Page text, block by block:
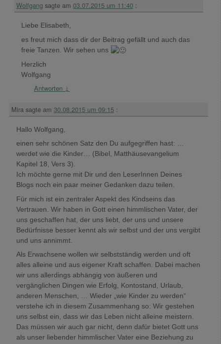
Wolfgang sagte am 03.07.2015 um 11:40 :
Liebe Elisabeth,
es freut mich dass dir der Beitrag gefällt und auch das
freie Tanzen. Wir sehen uns
Herzlich
Wolfgang
Antworten ↓
Mira sagte am 30.08.2015 um 09:15 :
Hallo Wolfgang,
einen sehr schönen Satz den Du aufgegriffen hast: …
werdet wie die Kinder… (Bibel, Matthäusevangelium
Kapitel 18, Vers 3).
Ich möchte gerne mit Dir und den LeserInnen Deines
Blogs noch ein paar meiner Gedanken dazu teilen.
Für mich ist ein zentraler Aspekt des Kindseins das
Vertrauen. Wir haben in Gott einen himmlischen Vater, der
uns geschaffen hat, der uns liebt, der uns und unsere
Bedürfnisse besser kennt als wir selbst und der uns vergibt
und uns annimmt.
Als Erwachsene wollen wir selbstständig werden und oft
alles alleine und aus eigener Kraft schaffen. Dabei machen
wir uns allerdings abhängig von äußeren und
vergänglichen Dingen wie Erfolg, Kontostand, Urlaub,
anderen Menschen, … Wieder „wie Kinder zu werden“
verstehe ich in diesem Zusammenhang so: Wir gestehen
uns selbst ein, dass wir das Leben nicht alleine meistern.
Das müssen wir auch gar nicht, denn dafür bietet Gott uns
als unser liebender himmlischer Vater eine Beziehung zu